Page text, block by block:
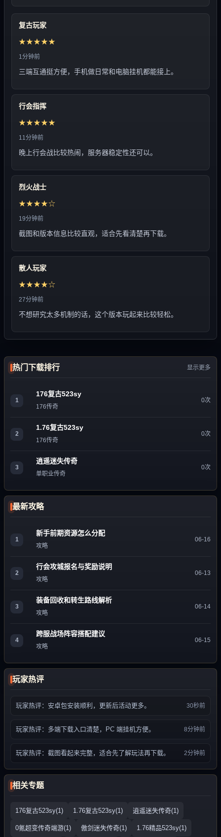
复古玩家
★★★★★
1分钟前
三端互通挺方便，手机做日常和电脑挂机都能接上。
行会指挥
★★★★★
11分钟前
晚上行会战比较热闹，服务器稳定性还可以。
烈火战士
★★★★☆
19分钟前
截图和版本信息比较直观，适合先看清楚再下载。
散人玩家
★★★★☆
27分钟前
不想研究太多机制的话，这个版本玩起来比较轻松。
热门下载排行 显示更多
1
176复古523sy
176传奇
0次
2
1.76复古523sy
176传奇
0次
3
逍遥迷失传奇
单职业传奇
0次
最新攻略
1
新手前期资源怎么分配
攻略
06-16
2
行会攻城报名与奖励说明
攻略
06-13
3
装备回收和转生路线解析
攻略
06-14
4
跨服战场阵容搭配建议
攻略
06-15
玩家热评
玩家热评：安卓包安装顺利，更新后活动更多。 30秒前
玩家热评：多端下载入口清楚，PC 端挂机方便。 8分钟前
玩家热评：截图看起来完整，适合先了解玩法再下载。 2分钟前
相关专题
176复古523sy(1) 1.76复古523sy(1) 逍遥迷失传奇(1)
0氪超变传奇端游(1) 傲剑迷失传奇(1) 1.76精品523sy(1)